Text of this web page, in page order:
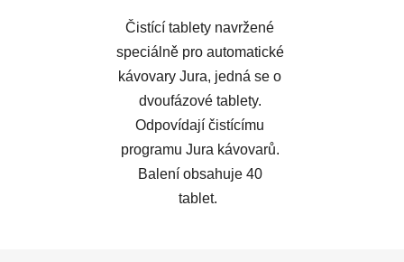
Čistící tablety navržené
speciálně pro automatické
kávovary Jura, jedná se o
dvoufázové tablety.
Odpovídají čistícímu
programu Jura kávovarů.
Balení obsahuje 40
tablet.